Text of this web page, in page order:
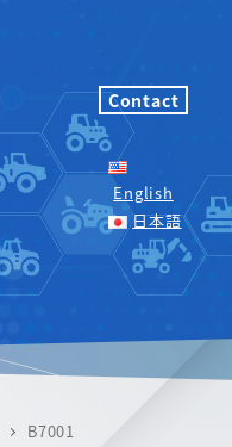
English
日本語
Contact
B7001